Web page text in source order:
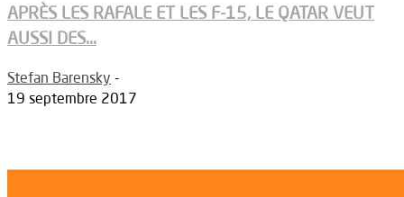
APRÈS LES RAFALE ET LES F-15, LE QATAR VEUT
AUSSI DES...
Stefan Barensky -
19 septembre 2017